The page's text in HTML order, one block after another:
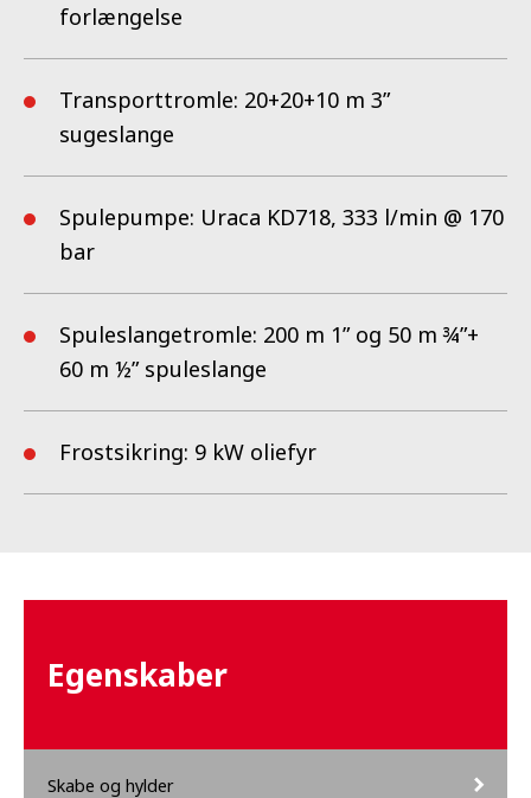
forlængelse
Transporttromle: 20+20+10 m 3”
sugeslange
Spulepumpe: Uraca KD718, 333 l/min @ 170
bar
Spuleslangetromle: 200 m 1” og 50 m ¾”+
60 m ½” spuleslange
Frostsikring: 9 kW oliefyr
Egenskaber
Skabe og hylder